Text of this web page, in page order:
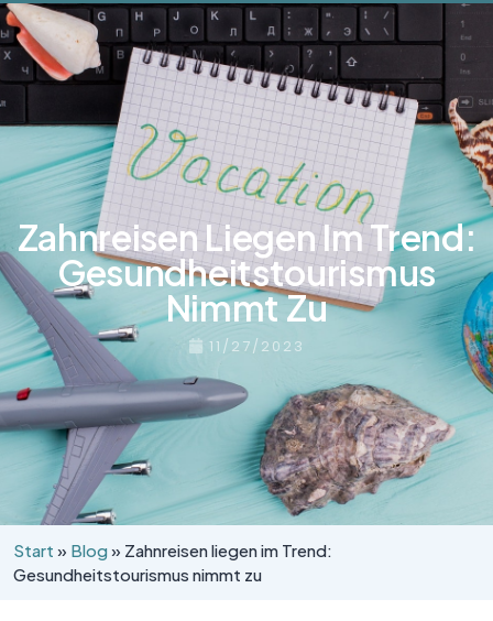
Zahnreisen Liegen Im Trend:
Gesundheitstourismus
Nimmt Zu
11/27/2023
Start » Blog» Zahnreisen liegen im Trend:
Gesundheitstourismus nimmt zu